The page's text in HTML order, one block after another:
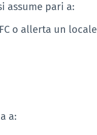
assume pari a:
o allerta un locale
a: